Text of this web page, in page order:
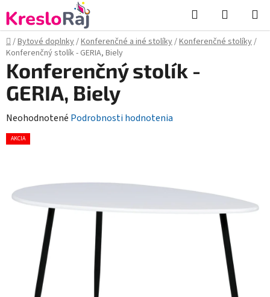
na
obsah
Hľadať
KOŠÍK
Domov
/Bytové doplnky/Konferenčné a iné stolíky/Konferenčné stolíky/
Konferenčný stolík - GERIA, Biely
Konferenčný stolík -
GERIA, Biely
Priemerné
hodnotenie
hviezdičiek.
Neohodnotené Podrobnosti hodnotenia
AKCIA